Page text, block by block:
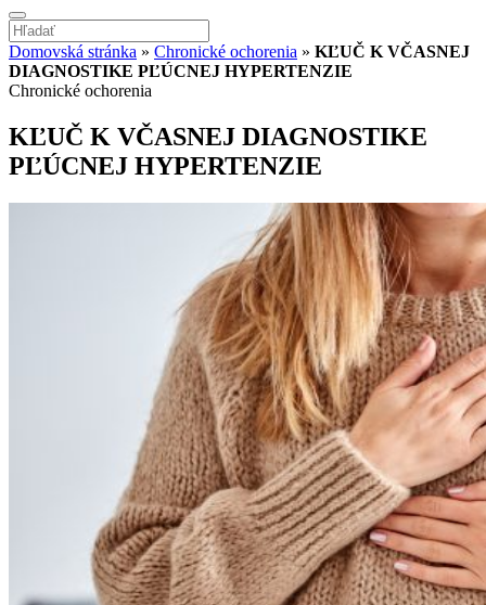
Domovská stránka » Chronické ochorenia » KĽUČ K VČASNEJ
DIAGNOSTIKE PĽÚCNEJ HYPERTENZIE
Chronické ochorenia
KĽUČ K VČASNEJ DIAGNOSTIKE
PĽÚCNEJ HYPERTENZIE